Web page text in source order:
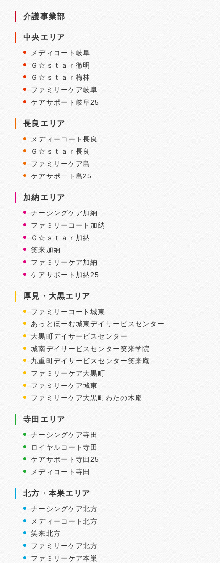
介護事業部
中央エリア
メディコート岐阜
Ｇ☆ｓｔａｒ徹明
Ｇ☆ｓｔａｒ梅林
ファミリーケア岐阜
ケアサポート岐阜25
長良エリア
メディーコート長良
Ｇ☆ｓｔａｒ長良
ファミリーケア島
ケアサポート島25
加納エリア
ナーシングケア加納
ファミリーコート加納
Ｇ☆ｓｔａｒ加納
笑来加納
ファミリーケア加納
ケアサポート加納25
厚見・大黒エリア
ファミリーコート城東
あっとほーむ城東デイサービスセンター
大黒町デイサービスセンター
城南デイサービスセンター笑来学院
九重町デイサービスセンター笑来庵
ファミリーケア大黒町
ファミリーケア城東
ファミリーケア大黒町わたの木庵
寺田エリア
ナーシングケア寺田
ロイヤルコート寺田
ケアサポート寺田25
メディコート寺田
北方・本巣エリア
ナーシングケア北方
メディーコート北方
笑来北方
ファミリーケア北方
ファミリーケア本巣